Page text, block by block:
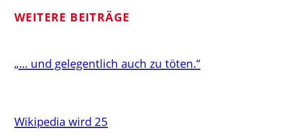
WEITERE BEITRÄGE
„… und gelegentlich auch zu töten.“
Wikipedia wird 25